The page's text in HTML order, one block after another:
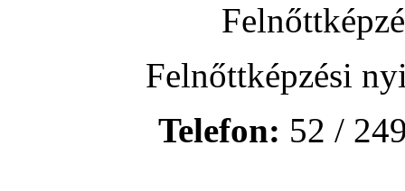
Felnőttképzési
Telefon: 52 /